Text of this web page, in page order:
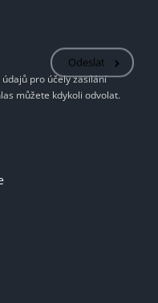
Odeslat
pro účely zasílání
můžete kdykoli odvolat.